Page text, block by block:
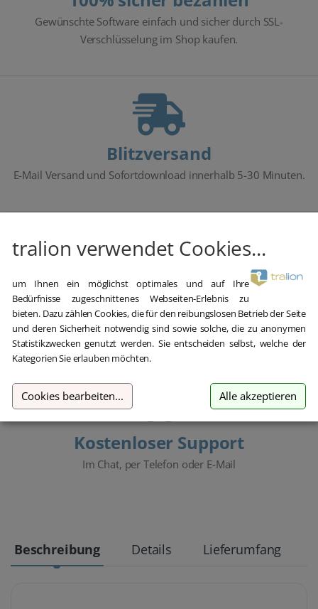
Gewünschte Software einfach und sicher durch SSL-
Verschlüsselung im Shop kaufen.
Blitzversand
E-Mail Versand und Sofortdownload innerhalb 5-30 Minuten.
Hilfe bei der Installation
Wir bieten Ihnen bei der Erstinstallation kostenlose Hilfe über
Teamviewer an.
Kostenloser Support
Im Chat, per Telefon oder E-Mail
Beschreibung Details Lieferumfang
tralion verwendet Cookies...
um Ihnen ein möglichst optimales und auf Ihre
Bedürfnisse zugeschnittenes Webseiten-Erlebnis zu
bieten. Dazu zählen Cookies, die für den reibungslosen Betrieb der Seite
und deren Sicherheit notwendig sind sowie solche, die zu anonymen
Statistikzwecken genutzt werden. Sie entscheiden selbst, welche der
Kategorien Sie erlauben möchten.
Cookies bearbeiten... Alle akzeptieren